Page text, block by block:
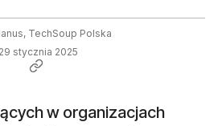
TechSoup Polska
29 stycznia 2025
w organizacjach